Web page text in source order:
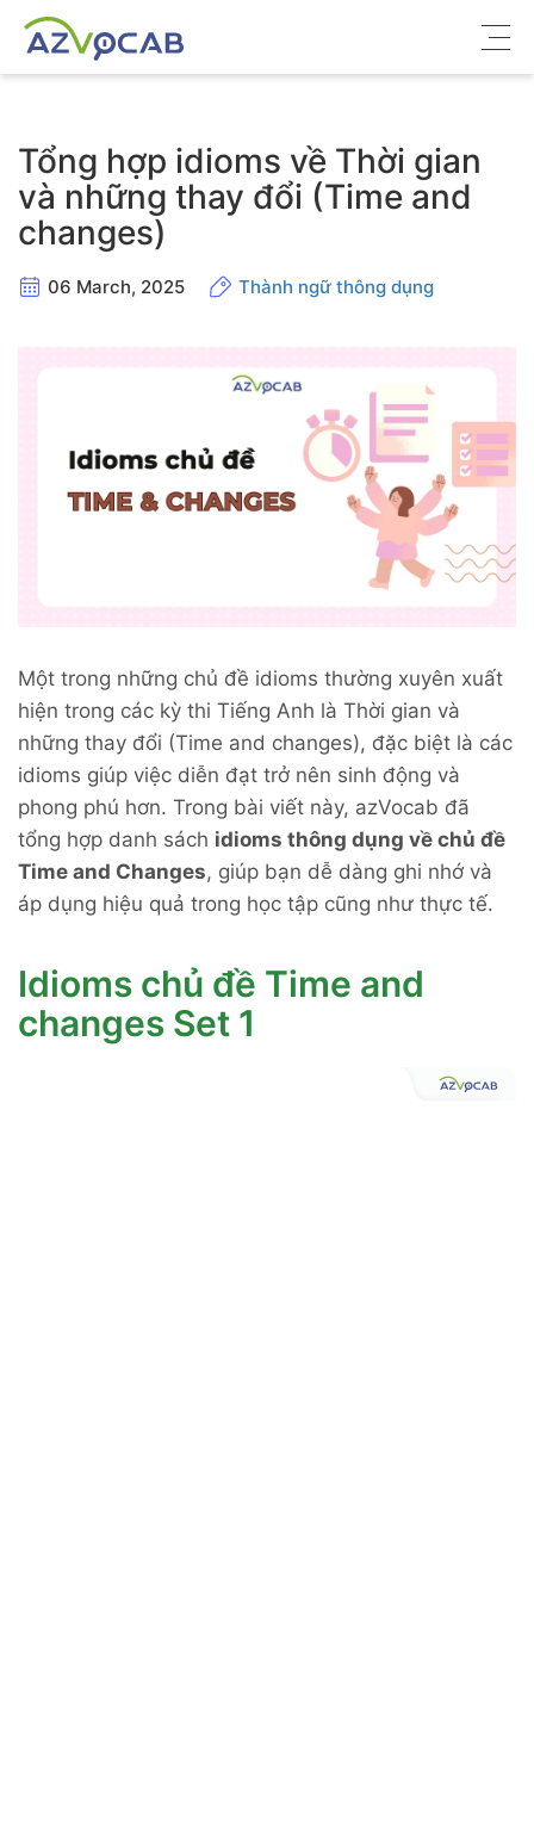
Từ vựng ôn thi
Tiếng Anh phổ thông
Tiếng Anh thông dụng
Tổng hợp idioms về Thời gian
và những thay đổi (Time and
changes)
06 March, 2025 Thành ngữ thông dụng
Một trong những chủ đề idioms thường xuyên xuất
hiện trong các kỳ thi Tiếng Anh là Thời gian và
những thay đổi (Time and changes), đặc biệt là các
idioms giúp việc diễn đạt trở nên sinh động và
phong phú hơn. Trong bài viết này, azVocab đã
tổng hợp danh sách idioms thông dụng về chủ đề
Time and Changes, giúp bạn dễ dàng ghi nhớ và
áp dụng hiệu quả trong học tập cũng như thực tế.
Idioms chủ đề Time and
changes Set 1